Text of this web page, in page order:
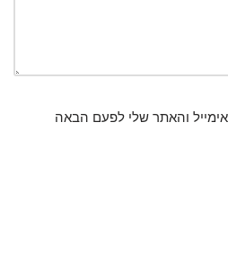
והאתר שלי לפעם הבאה